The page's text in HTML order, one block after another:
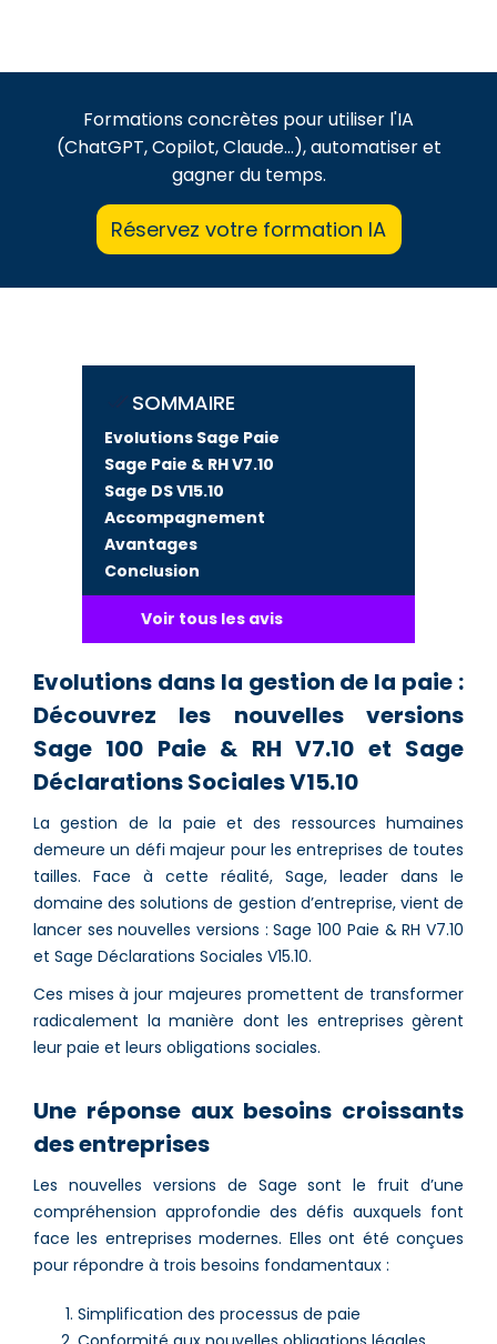
Formations concrètes pour utiliser l'IA
(ChatGPT, Copilot, Claude...), automatiser et
gagner du temps.
Réservez votre formation IA
SOMMAIRE
Evolutions Sage Paie
Sage Paie & RH V7.10
Sage DS V15.10
Accompagnement
Avantages
Conclusion
Voir tous les avis
Evolutions dans la gestion de la paie :
Découvrez les nouvelles versions
Sage 100 Paie & RH V7.10 et Sage
Déclarations Sociales V15.10
La gestion de la paie et des ressources humaines
demeure un défi majeur pour les entreprises de toutes
tailles. Face à cette réalité, Sage, leader dans le
domaine des solutions de gestion d’entreprise, vient de
lancer ses nouvelles versions : Sage 100 Paie & RH V7.10
et Sage Déclarations Sociales V15.10.
Ces mises à jour majeures promettent de transformer
radicalement la manière dont les entreprises gèrent
leur paie et leurs obligations sociales.
Une réponse aux besoins croissants
des entreprises
Les nouvelles versions de Sage sont le fruit d’une
compréhension approfondie des défis auxquels font
face les entreprises modernes. Elles ont été conçues
pour répondre à trois besoins fondamentaux :
Simplification des processus de paie